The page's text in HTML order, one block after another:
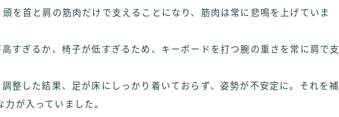
を首と肩の筋肉だけで支えることになり、筋肉は常に悲鳴を上げていま
すぎるか、椅子が低すぎるため、キーボードを打つ腕の重さを常に肩で支
整した結果、足が床にしっかり着いておらず、姿勢が不安定に。それを補
が入っていました。